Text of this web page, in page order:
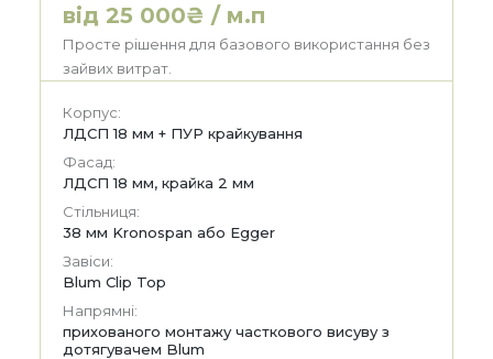
від 25 000₴ / м.п
Просте рішення для базового використання без
зайвих витрат.
Корпус:
ЛДСП 18 мм + ПУР крайкування
Фасад:
ЛДСП 18 мм, крайка 2 мм
Стільниця:
38 мм Kronospan або Egger
Завіси:
Blum Clip Top
Напрямні:
прихованого монтажу часткового висуву з
дотягувачем Blum